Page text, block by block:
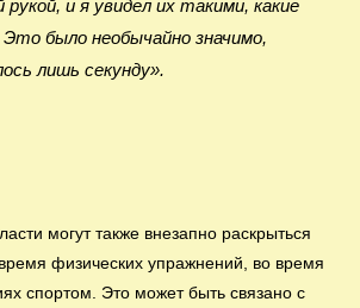
рукой, и я увидел их такими, какие
было необычайно значимо,
лишь секунду».
могут также внезапно раскрыться
физических упражнений, во время
спортом. Это может быть связано с